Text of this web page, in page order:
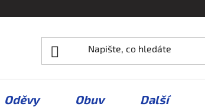
Oděvy Obuv Další